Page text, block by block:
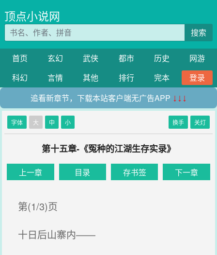
顶点小说网
搜索
首页 玄幻 武侠 都市 历史
网游
科幻
言情 其他 排行 完本
登录
追看新章节，下载本站客户端无广告APP ↓↓↓
字体 大 中 小 换手 关灯
第十五章-《冤种的江湖生存实录》
上一章 目录 存书签 下一章
第(1/3)页
十日后山寨内——